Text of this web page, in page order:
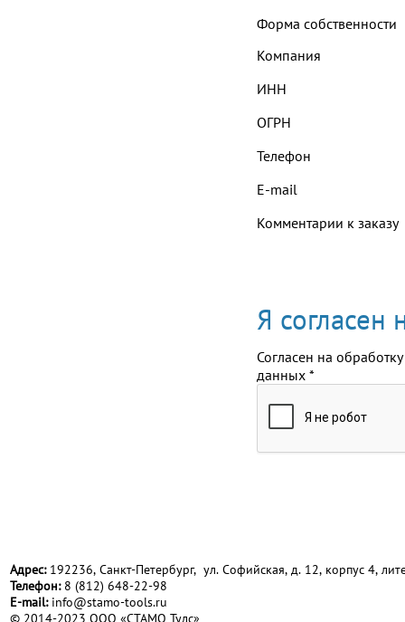
Форма собственности
Компания
ИНН
ОГРН
Телефон
E-mail
Комментарии к заказу
Я согласен
Согласен на обработку
данных *
Адрес:192236, Санкт-Петербург, ул. Софийская, д. 12, корпус 4,
Телефон:8 (812) 648-22-98
Е-mail: info@stamo-tools.ru
© 2014-2023 ООО «СТАМО Тулс»